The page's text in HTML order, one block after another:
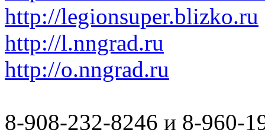
http://legionsuper.blizko.ru
http://l.nngrad.ru
http://o.nngrad.ru
8-908-232-8246 и 8-960-